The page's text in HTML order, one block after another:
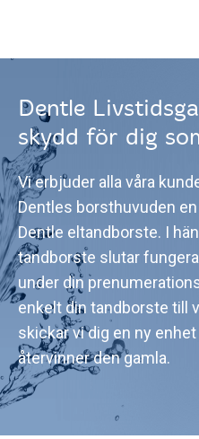
Dentle
skydd för dig
Vi erbjuder alla våra
Dentles borsthuvuden
Dentle eltandborste. I
tandborste slutar
under din
enkelt din tandborste till
skickar vi dig en ny
återvinner den gamla.